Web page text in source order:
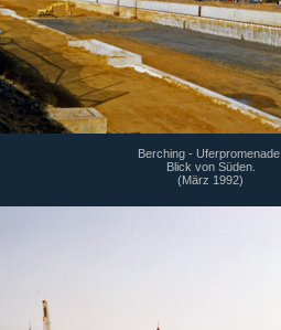
Berching - Uferpromenade.
Blick von Süden.
(März 1992)